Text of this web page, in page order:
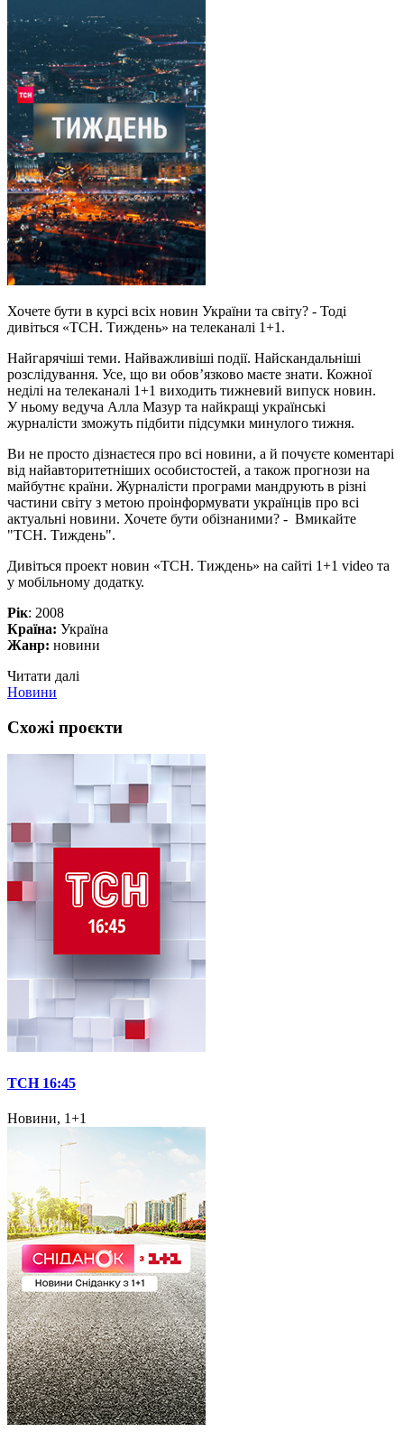
Хочете бути в курсі всіх новин України та світу? - Тоді
дивіться «ТСН. Тиждень» на телеканалі 1+1.
Найгарячіші теми. Найважливіші події. Найскандальніші
розслідування. Усе, що ви обов’язково маєте знати. Кожної
неділі на телеканалі 1+1 виходить тижневий випуск новин.
У ньому ведуча Алла Мазур та найкращі українські
журналісти зможуть підбити підсумки минулого тижня.
Ви не просто дізнаєтеся про всі новини, а й почуєте коментарі
від найавторитетніших особистостей, а також прогнози на
майбутнє країни. Журналісти програми мандрують в різні
частини світу з метою проінформувати українців про всі
актуальні новини. Хочете бути обізнаними? - Вмикайте
"ТСН. Тиждень".
Дивіться проект новин «ТСН. Тиждень» на сайті 1+1 video та
у мобільному додатку.
Рік: 2008
Країна: Україна
Жанр: новини
Читати далі
Новини
Схожі проєкти
ТСН 16:45
Новини, 1+1